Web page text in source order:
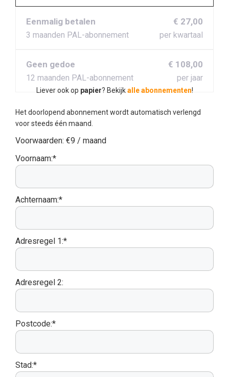
Eenmalig betalen
3 maanden PAL-abonnement
€ 27,00
per kwartaal
Geen gedoe
12 maanden PAL-abonnement
€ 108,00
per jaar
Liever ook op papier? Bekijkalle abonnementen!
Het doorlopend abonnement wordt automatisch verlengd
voor steeds één maand.
Voorwaarden: €9 / maand
Voornaam:*
Achternaam:*
Adresregel 1:*
Adresregel 2:
Postcode:*
Stad:*